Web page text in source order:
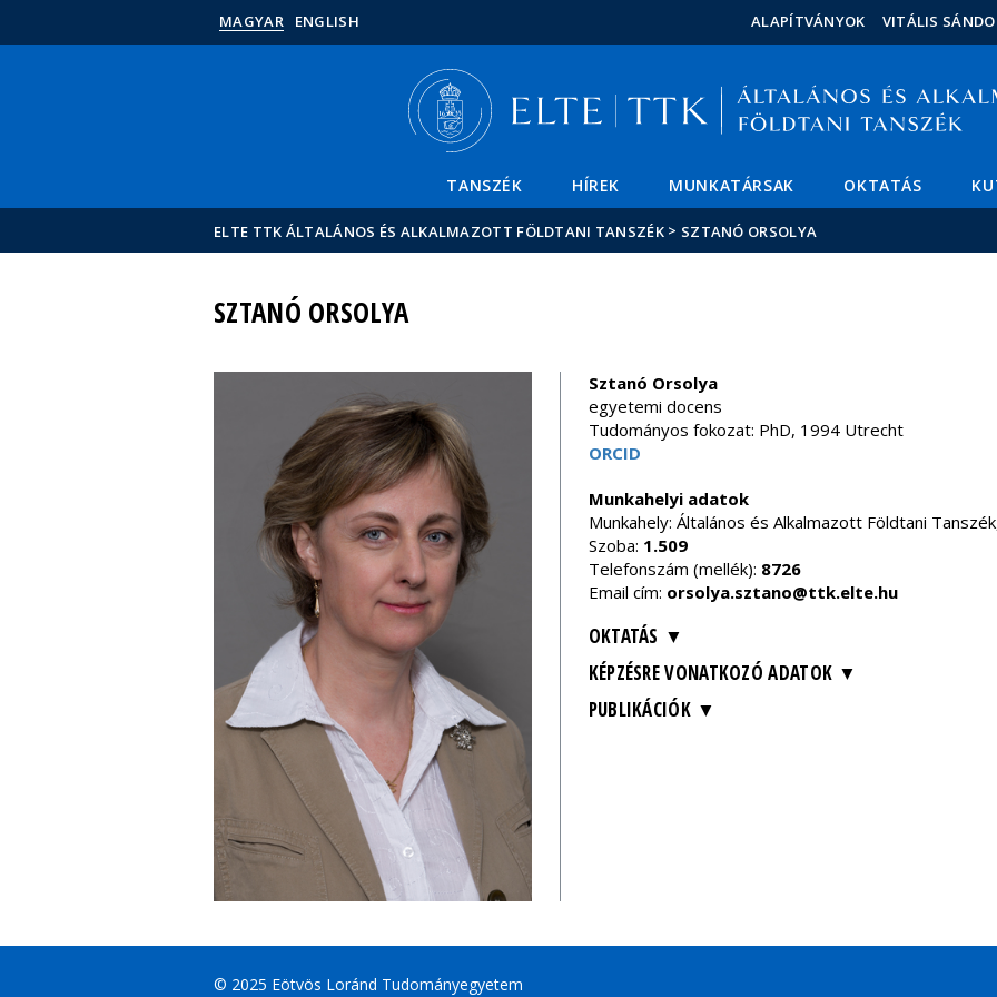
Hírek
Események
ELTE a
MAGYAR ENGLISH ALAPÍTVÁNYOK VITÁLIS
TANSZÉK HÍREK MUNKATÁRSAK OKTATÁS
ELTE TTK ÁLTALÁNOS ÉS ALKALMAZOTT FÖLDTANI TANSZÉK > SZTANÓ ORSOLYA
SZTANÓ ORSOLYA
Sztanó Orsolya
egyetemi docens
Tudományos fokozat: PhD, 1994 Utrecht
ORCID
Munkahelyi adatok
Munkahely: Általános és Alkalmazott Földtani
Szoba: 1.509
Telefonszám (mellék): 8726
Email cím: orsolya.sztano@ttk.elte.hu
OKTATÁS
KÉPZÉSRE VONATKOZÓ ADATOK
PUBLIKÁCIÓK
© 2025 Eötvös Loránd Tudományegyetem